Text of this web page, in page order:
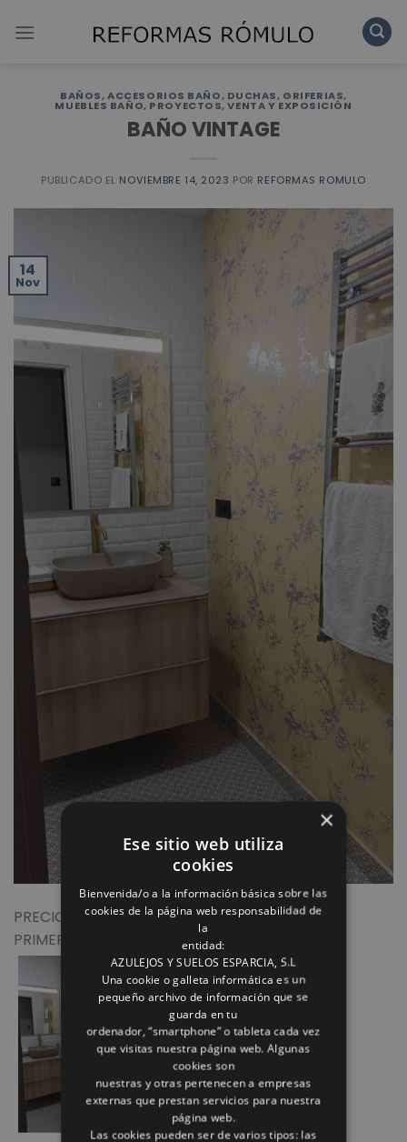
BAÑOS,ACCESORIOS BAÑO, DUCHAS, GRIFERIAS,
MUEBLES BAÑO, PROYECTOS,VENTA Y EXPOSICIÓN
BAÑO VINTAGE
PUBLICADO EL NOVIEMBRE 14, 2023 POR REFORMAS ROMULO
14
Nov
PRECIOSO BAÑO VINTAGE CON MATERIALES DE
PRIMERA CALIDAD.
×
Ese sitio web utiliza
cookies
Bienvenida/o a la información básica sobre las
cookies de la página web responsabilidad de
la
entidad:
AZULEJOS Y SUELOS ESPARCIA, S.L
Una cookie o galleta informática es un
pequeño archivo de información que se
guarda en tu
ordenador, “smartphone” o tableta cada vez
que visitas nuestra página web. Algunas
cookies son
nuestras y otras pertenecen a empresas
externas que prestan servicios para nuestra
página web.
Las cookies pueden ser de varios tipos: las